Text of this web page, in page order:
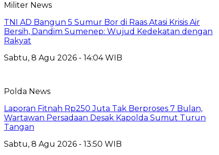
Militer News
TNI AD Bangun 5 Sumur Bor di Raas Atasi Krisis Air
Bersih, Dandim Sumenep: Wujud Kedekatan dengan
Rakyat
Sabtu, 8 Agu 2026 - 14:04 WIB
Polda News
Laporan Fitnah Rp250 Juta Tak Berproses 7 Bulan,
Wartawan Persadaan Desak Kapolda Sumut Turun
Tangan
Sabtu, 8 Agu 2026 - 13:50 WIB